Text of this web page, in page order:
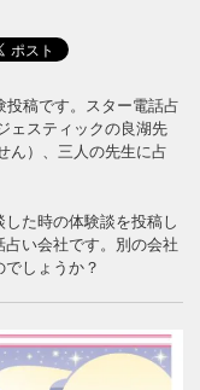
投稿です。スター電話占
ェスティックの良湖先
ん）、三人の先生に占
た時の体験談を投稿し
い会社です。別の会社
しょうか？